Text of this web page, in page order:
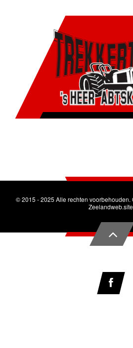
© 2015 - 2025 Alle rechten
Zeelandweb.site